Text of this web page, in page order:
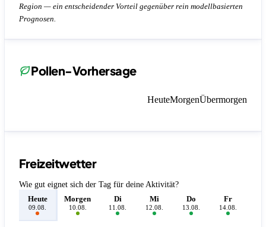
Region — ein entscheidender Vorteil gegenüber rein modellbasierten
Prognosen.
Pollen-Vorhersage
HeuteMorgenÜbermorgen
Freizeitwetter
Wie gut eignet sich der Tag für deine Aktivität?
Heute
09.08.
Morgen
10.08.
Di
11.08.
Mi
12.08.
Do
13.08.
Fr
14.08.